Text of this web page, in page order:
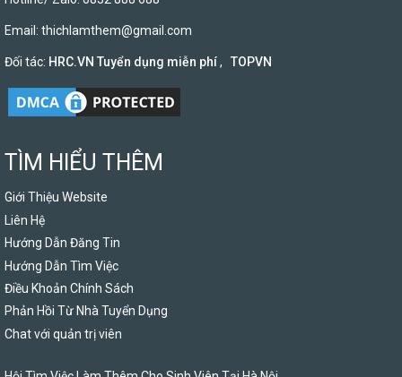
Email: thichlamthem@gmail.com
Đối tác: HRC.VN Tuyển dụng miễn phí, TOPVN
TÌM HIỂU THÊM
Giới Thiệu Website
Liên Hệ
Hướng Dẫn Đăng Tin
Hướng Dẫn Tìm Việc
Điều Khoản Chính Sách
Phản Hồi Từ Nhà Tuyển Dụng
Chat với quản trị viên